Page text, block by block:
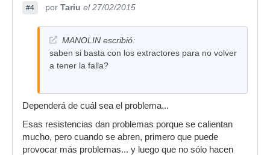
#4 por Tariu el 27/02/2015
MANOLIN escribió:
saben si basta con los extractores para no volver
a tener la falla?
Dependerá de cuál sea el problema...
Esas resistencias dan problemas porque se calientan
mucho, pero cuando se abren, primero que puede
provocar más problemas... y luego que no sólo hacen